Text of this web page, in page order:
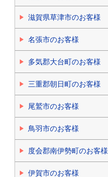
滋賀県草津市のお客様
名張市のお客様
多気郡大台町のお客様
三重郡朝日町のお客様
尾鷲市のお客様
鳥羽市のお客様
度会郡南伊勢町のお客様
伊賀市のお客様